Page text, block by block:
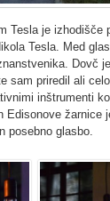
Tesla je izhodišče
Tesla. Med
Dovč
sam priredil ali
inštrumenti
Edisonove žarnice
posebno glasbo.